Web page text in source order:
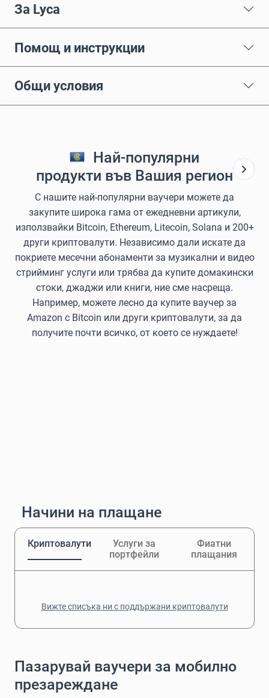
За Lyca
Помощ и инструкции
Общи условия
Най-популярни
продукти във Вашия регион
С нашите най-популярни ваучери можете да
закупите широка гама от ежедневни артикули,
използвайки Bitcoin, Ethereum, Litecoin, Solana и 200+
други криптовалути. Независимо дали искате да
покриете месечни абонаменти за музикални и видео
стрийминг услуги или трябва да купите домакински
стоки, джаджи или книги, ние сме насреща.
Например, можете лесно да купите ваучер за
Amazon с Bitcoin или други криптовалути, за да
получите почти всичко, от което се нуждаете!
Начини на плащане
Криптовалути
Услуги за
портфейли
Фиатни
плащания
Вижте списъка ни с поддържани криптовалути
Пазарувай ваучери за мобилно
презареждане